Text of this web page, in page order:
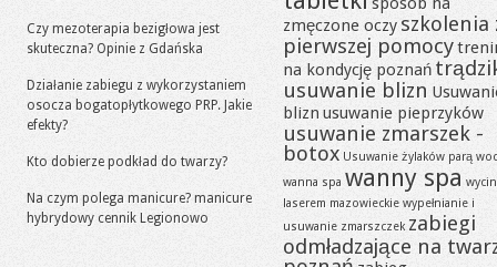
Czy mezoterapia bezigłowa jest
skuteczna? Opinie z Gdańska
Działanie zabiegu z wykorzystaniem
osocza bogatopłytkowego PRP. Jakie
efekty?
Kto dobierze podkład do twarzy?
Na czym polega manicure? manicure
hybrydowy cennik Legionowo
zmęczone oczy szkolenia
pierwszej pomocy
na kondycję poznań
usuwanie blizn
blizn usuwanie pieprzyków
usuwanie zmarszek -
botox Usuwanie żylaków parą
wanna spa wanny spa
laserem mazowieckie wypełnianie i
usuwanie zmarszczek zabiegi
odmładzające na